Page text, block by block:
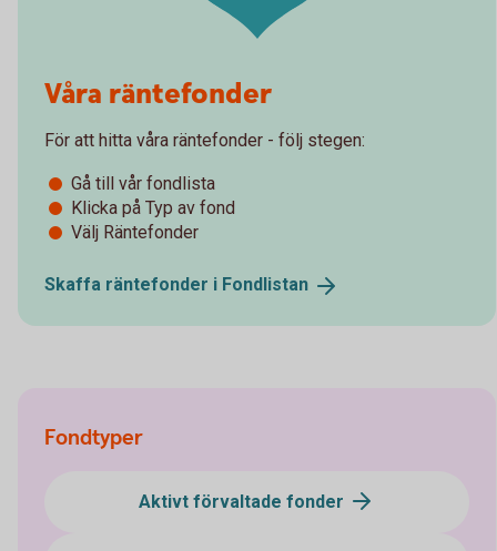
Våra räntefonder
För att hitta våra räntefonder - följ stegen:
Gå till vår fondlista
Klicka på Typ av fond
Välj Räntefonder
Skaffa räntefonder i Fondlistan
Fondtyper
Aktivt förvaltade fonder